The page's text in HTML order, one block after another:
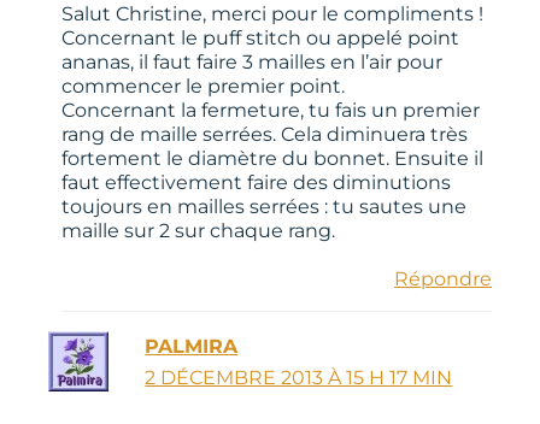
Salut Christine, merci pour le compliments !
Concernant le puff stitch ou appelé point
ananas, il faut faire 3 mailles en l’air pour
commencer le premier point.
Concernant la fermeture, tu fais un premier
rang de maille serrées. Cela diminuera très
fortement le diamètre du bonnet. Ensuite il
faut effectivement faire des diminutions
toujours en mailles serrées : tu sautes une
maille sur 2 sur chaque rang.
Répondre
PALMIRA
2 DÉCEMBRE 2013 À 15 H 17 MIN